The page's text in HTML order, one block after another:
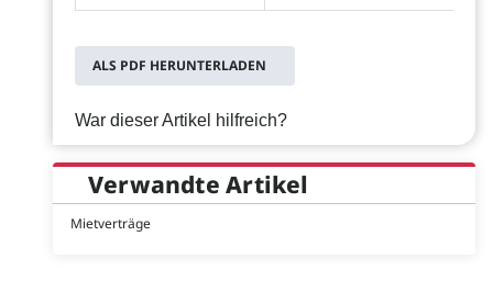
ALS PDF HERUNTERLADEN
War dieser Artikel hilfreich?
Verwandte Artikel
Mietverträge